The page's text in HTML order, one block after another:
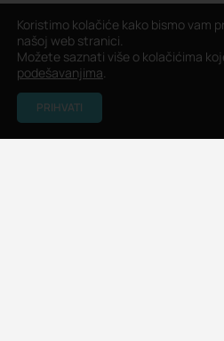
Koristimo kolačiće kako bismo vam
našoj web stranici.
Možete saznati više o kolačićima
podešavanjima.
PRIHVATI